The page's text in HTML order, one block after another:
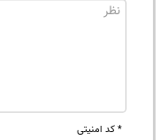
* کد امنیتی